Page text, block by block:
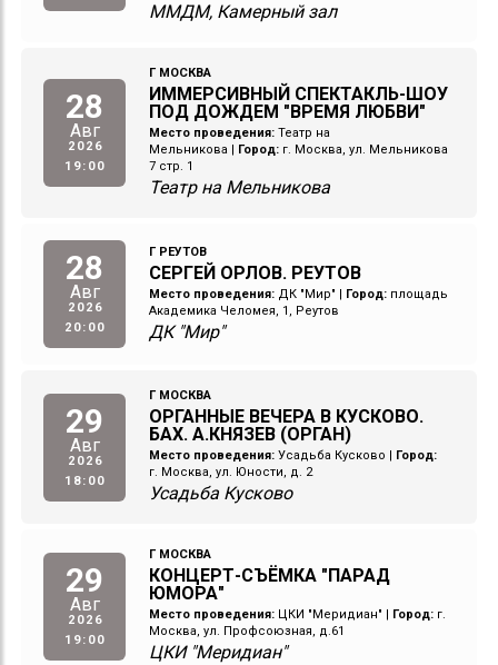
ММДМ, Камерный зал
28
Авг
2026
19:00
Г МОСКВА
ИММЕРСИВНЫЙ СПЕКТАКЛЬ-ШОУ
ПОД ДОЖДЕМ "ВРЕМЯ ЛЮБВИ"
Место проведения: Театр на
Мельникова
Город: г. Москва, ул. Мельникова
7 стр. 1
Театр на Мельникова
28
Авг
2026
20:00
Г РЕУТОВ
СЕРГЕЙ ОРЛОВ. РЕУТОВ
Место проведения: ДК "Мир" | Город: площадь
Академика Челомея, 1, Реутов
ДК "Мир"
29
Авг
2026
18:00
Г МОСКВА
ОРГАННЫЕ ВЕЧЕРА В КУСКОВО.
БАХ. А.КНЯЗЕВ (ОРГАН)
Место проведения: Усадьба Кусково
Город:
г. Москва, ул. Юности, д. 2
Усадьба Кусково
29
Авг
2026
19:00
Г МОСКВА
КОНЦЕРТ-СЪЁМКА "ПАРАД
ЮМОРА"
Место проведения: ЦКИ "Меридиан" Город: г.
Москва, ул. Профсоюзная, д.61
ЦКИ "Меридиан"